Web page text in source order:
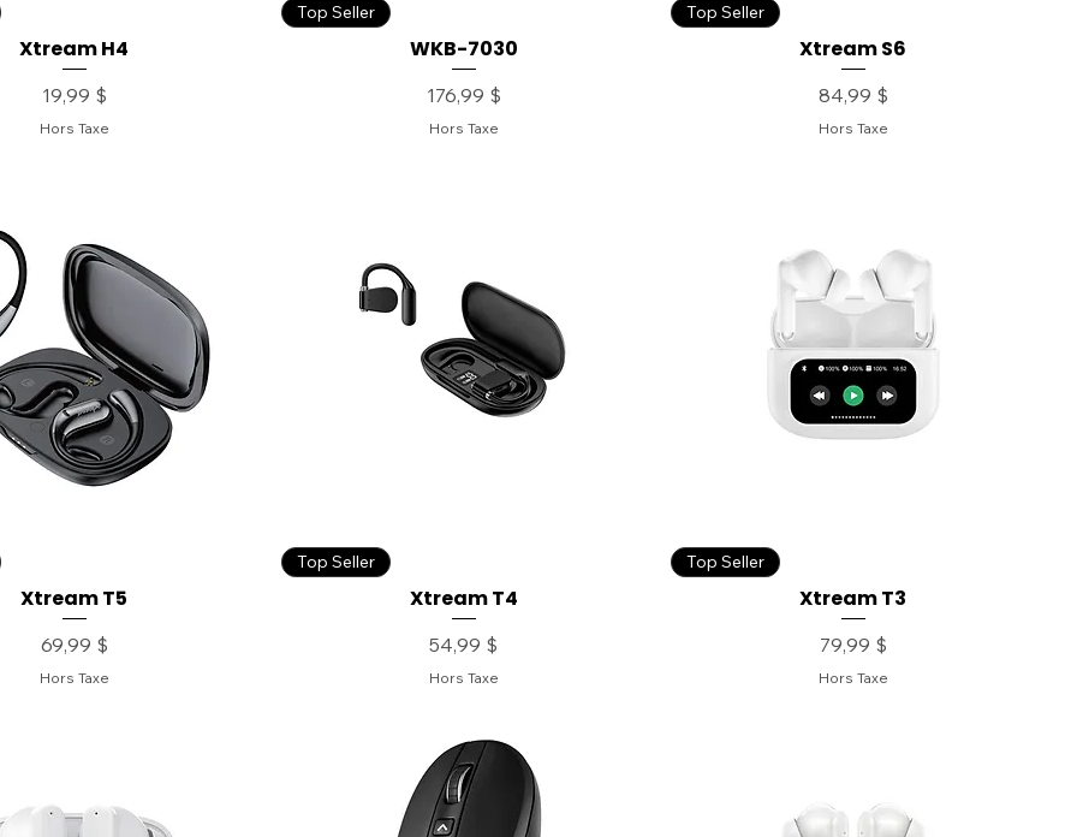
Xtream H4
Prix
19,99 $
Hors Taxe
Top Seller
WKB-7030
Prix
176,99 $
Hors Taxe
Top Seller
Xtream S6
Prix
84,99 $
Hors Taxe
Xtream T5
Prix
69,99 $
Hors Taxe
Top Seller
Xtream T4
Prix
54,99 $
Hors Taxe
Top Seller
Xtream T3
Prix
79,99 $
Hors Taxe